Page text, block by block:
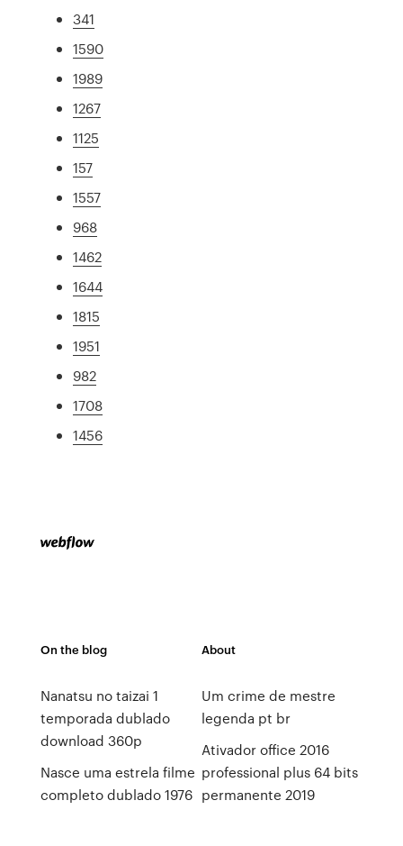
341
1590
1989
1267
1125
157
1557
968
1462
1644
1815
1951
982
1708
1456
On the blog
Nanatsu no taizai 1
temporada dublado
download 360p
Nasce uma estrela filme
completo dublado 1976
About
Um crime de mestre
legenda pt br
Ativador office 2016
professional plus 64 bits
permanente 2019